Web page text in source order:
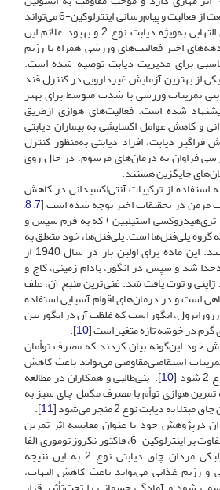
]. از‌این‌رو، ممانعت از فعالیت و پیام‌رسانی اینترلوکین-6‌ می‌تواند
در جلوگیری از بیماری‌های التهابی به‌ویژه دیابت نوع 2 و بهبود علائم این
اخیر فعالیت‌های ورزشی همراه با رژیم
برای مدیریت دیابت توصیه شده ‌است.
از بهترین آزمایش غیر‌دارویی در کنترل قند
تمرینات ورزشی با شدت متوسط برای بهتر
شده ‌است. فعالیت‌های هوازی از‌طریق
و کاهش عوامل اکسایشی به بیماران دیابتی
فراگیر دیابت، افراد دیابتی به‌منظور کنترل
فراوان به درمان‌های مرسوم، در حال روی
جایگزین هستند.
استفاده از ترکیبات آنتی‌اکسیدانی در کاهش
مزمن در تحقیقات اخیر توجه شده ‌است [7
,
8
,
(3 و 5 و 4- تری‌هیدروکسی استیلبین ) که به فرم سیس و
گروه پلی‌فنل‌ها است. پلی‌فنل‌ها، خود متعلق به
زیر‌گروه فیتوآلکسین هستند. این ماده برای اولین بار در سال 1940 از
شد و سپس در انگور، بادام زمینی، کاج و
و توت یافت شد. غنی‌ترین منبع آن، علف
است و در درمان‌های اقوام آسیایی استفاده
انگور است که غلظت آن در انگور بین
10
].
خود این‌گونه بیان کردند که مصرف توأمان
استقامتی‌‌مقاومتی می‌تواند باعث کاهش
[
10]. بنی‌طالبی و همکاران در مطالعه
دادند 10 هفته تمرین هوازی توأم با مصرف مکمل چای سبز به
به دیابت نوع 2 منجر می‌شود [ 11
].
درپژوهش خود با عنوان مقایسه اثر تمرین
تناوبی با رژیم‌های غذایی متفاوت بر اینترلوکین-6‌، فاکتور نکروز توموری آلفا
و برخی شاخص‌های متابولیکی مردان چاق دیابتی نوع 2 به این نتیجه
رژیم غذایی می‌تواند باعث کاهش التهاب‌،